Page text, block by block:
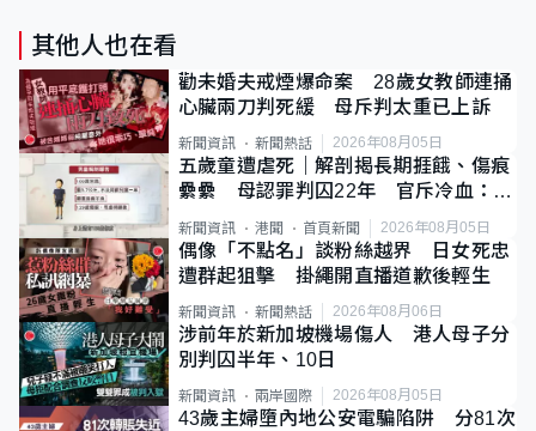
其他人也在看
勸未婚夫戒煙爆命案 28歲女教師連捅
心臟兩刀判死緩 母斥判太重已上訴
新聞資訊 新聞熱話 2026年08月05日
五歲童遭虐死｜解剖揭長期捱餓、傷痕
纍纍 母認罪判囚22年 官斥冷血：同
類案最惡劣
新聞資訊 港聞 首頁新聞 2026年08月05日
偶像「不點名」談粉絲越界 日女死忠
遭群起狙擊 掛繩開直播道歉後輕生
新聞資訊 新聞熱話 2026年08月06日
涉前年於新加坡機場傷人 港人母子分
別判囚半年、10日
新聞資訊 兩岸國際 2026年08月05日
43歲主婦墮內地公安電騙陷阱 分81次